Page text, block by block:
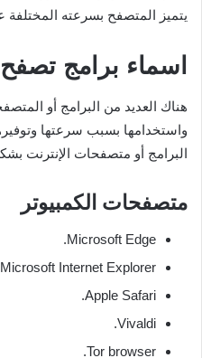
يتميز المتصفح بسرعته
اسماء برامج تصفح
هناك العديد من البرامج أو
واستخدامها بسبب سرعتها
البرامج أو متصفحات الإنترنت
متصفحات الكمبيوتر
Microsoft Edge.
Microsoft Internet Explorer.
Apple Safari.
Vivaldi.
Tor browser.